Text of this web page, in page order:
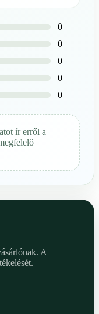
0
0
0
0
0
ír erről a
A